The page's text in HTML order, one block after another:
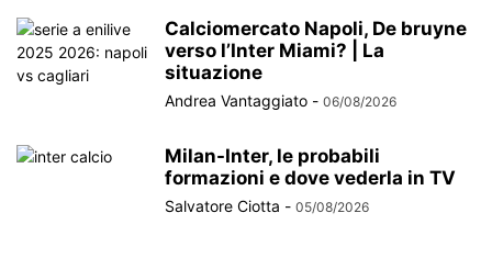
Calciomercato Napoli, De bruyne
verso l’Inter Miami? | La
situazione
Andrea Vantaggiato - 06/08/2026
Milan-Inter, le probabili
formazioni e dove vederla in TV
Salvatore Ciotta - 05/08/2026